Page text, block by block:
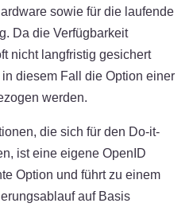
sowie für die laufende
Da die Verfügbarkeit
nicht langfristig gesichert
diesem Fall die Option einer
werden.
die sich für den Do-it-
ist eine eigene OpenID
Option und führt zu einem
auf Basis